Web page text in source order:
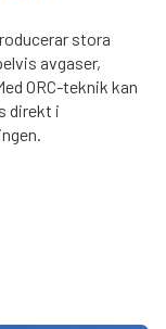
stora
avgaser,
ORC-teknik kan
direkt i